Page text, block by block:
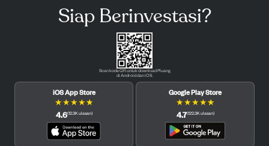
Siap Berinvestasi?
Scan kode QR untuk download Pluang
di Android dan iOS.
iOS App Store
★★★★★
4.6(12.3Kulasan)
Google Play Store
★★★★★
4.7(122.3Kulasan)